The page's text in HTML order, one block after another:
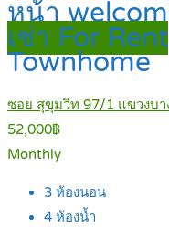
หน้า
เช่า For Rent
Townhome
ซอย สุขุมวิท 97/1 แขวงบา
52,000฿
Monthly
3 ห้องนอน
4 ห้องน้ำ